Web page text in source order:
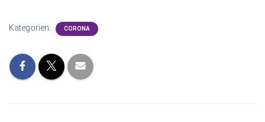
Kategorien: CORONA